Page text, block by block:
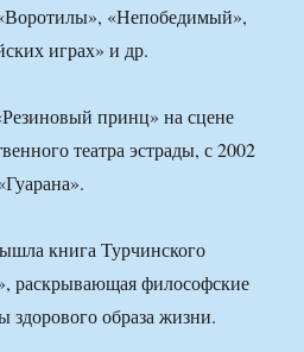
«Непобедимый»,
играх» и др.
принц» на сцене
театра эстрады, с 2002
книга Турчинского
раскрывающая философские
здорового образа жизни.